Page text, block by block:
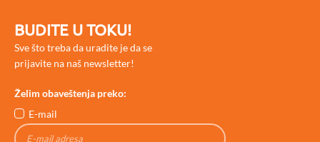
BUDITE U TOKU!
Sve što treba da uradite je da se
prijavite na naš newsletter!
Želim obaveštenja preko:
E-mail